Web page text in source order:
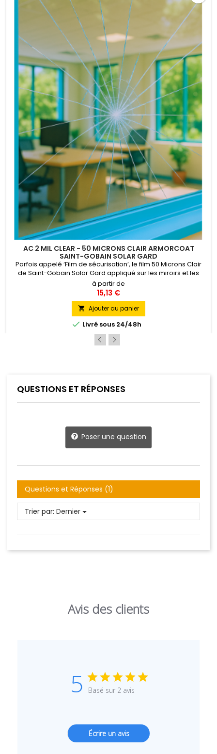
AC 2 MIL CLEAR - 50 MICRONS CLAIR ARMORCOAT
SAINT-GOBAIN SOLAR GARD
Parfois appelé ‘Film de sécurisation’, le film 50 Microns Clair
de Saint-Gobain Solar Gard appliqué sur les miroirs et les
enseignes permet d’en éviter la dispersion des fragments en
cas de bris. Il filtre également les rayons ultra-
violets ralentissant ainsi sensiblement la décoloration des
papiers peints, peintures, textiles, objets d’art etc. Pose...
à partir de
15,13 €
 Ajouter au panier
 Livré sous 24/48h
QUESTIONS ET RÉPONSES
Poser une question
Questions et Réponses (1)
Trier par: Dernier
Avis des clients
5 Basé sur 2 avis
Écrire un avis